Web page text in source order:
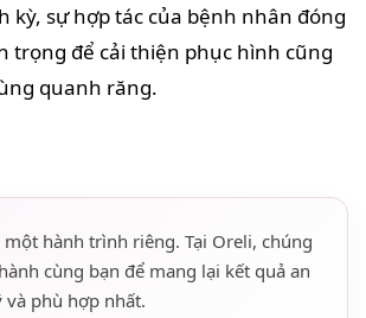
kỳ, sự hợp tác của bệnh nhân đóng
trọng để cải thiện phục hình cũng
quanh răng.
hành trình riêng. Tại Oreli, chúng
cùng bạn để mang lại kết quả an
phù hợp nhất.